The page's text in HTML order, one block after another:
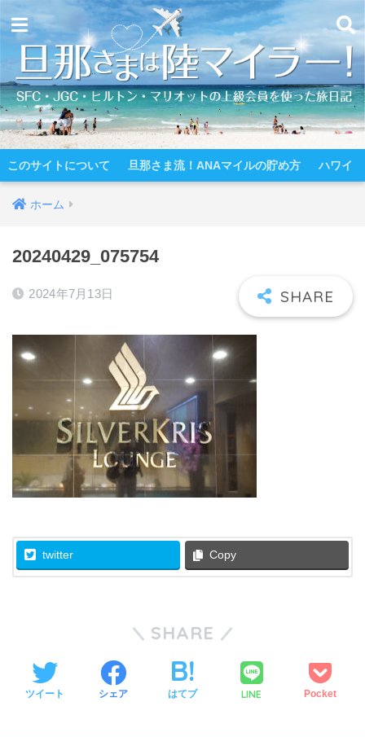
このサイトについて 旦那さま流！ANAマイルの貯め方 ハワイ
ホーム
20240429_075754
2024年7月13日
twitter Copy
SHARE
ツイート シェア はてブ LINE Pocket